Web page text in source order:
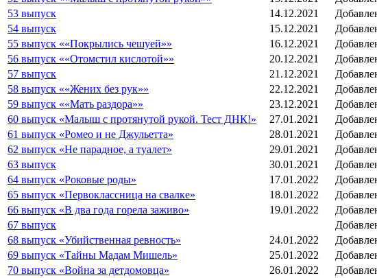
53 выпуск
14.12.2021
54 выпуск
15.12.2021
55 выпуск ««Покрылись чешуей»»
16.12.2021
56 выпуск ««Отомстил кислотой»»
20.12.2021
57 выпуск
21.12.2021
58 выпуск ««Жених без рук»»
22.12.2021
59 выпуск ««Мать раздора»»
23.12.2021
60 выпуск «Малыш с протянутой рукой. Тест ДНК!»
27.01.2021
61 выпуск «Ромео и не Джульетта»
28.01.2021
62 выпуск «Не парадное, а туалет»
29.01.2021
63 выпуск
30.01.2021
64 выпуск «Роковые роды»
17.01.2022
65 выпуск «Первоклассница на свалке»
18.01.2022
66 выпуск «В два года горела заживо»
19.01.2022
67 выпуск
68 выпуск «Убийственная ревность»
24.01.2022
69 выпуск «Тайны Мадам Мишель»
25.01.2022
70 выпуск «Война за детдомовца»
26.01.2022